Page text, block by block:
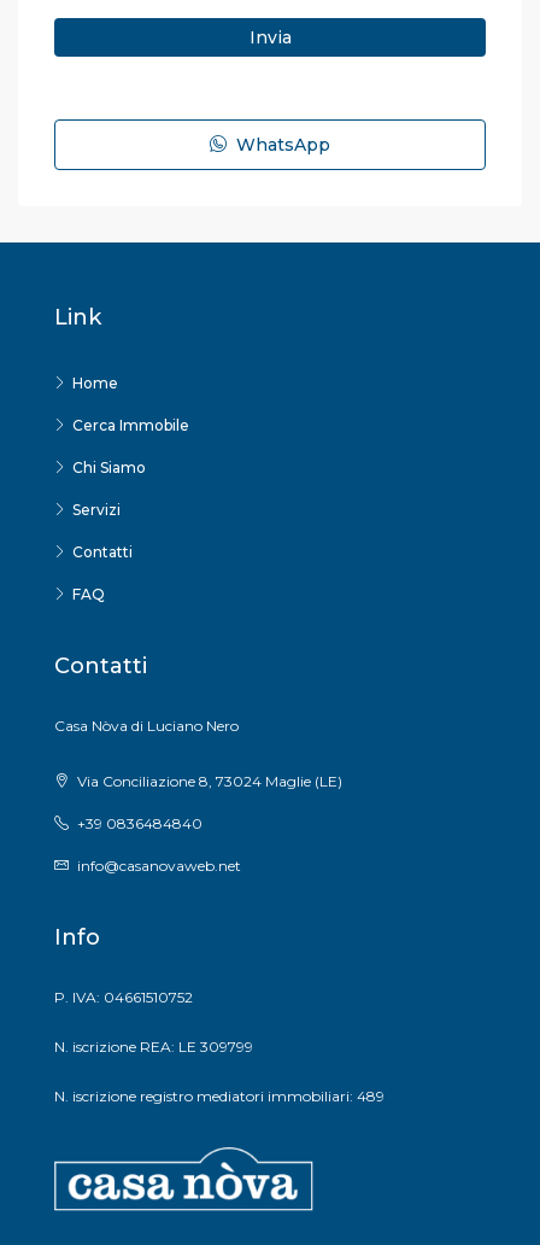
WhatsApp
Link
Home
Cerca Immobile
Chi Siamo
Servizi
Contatti
FAQ
Contatti
Casa Nòva di Luciano Nero
Via Conciliazione 8, 73024 Maglie (LE)
+39 0836484840
info@casanovaweb.net
Info
P. IVA: 04661510752
N. iscrizione REA: LE 309799
N. iscrizione registro mediatori immobiliari: 489